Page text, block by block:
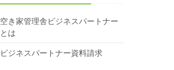
空き家管理舎ビジネスパートナー
とは
ビジネスパートナー資料請求